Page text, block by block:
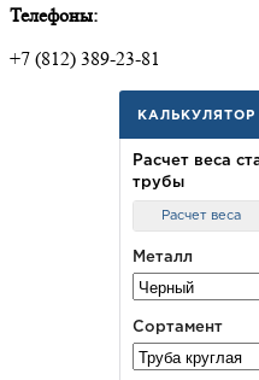
Телефоны:
+7 (812) 389-23-81